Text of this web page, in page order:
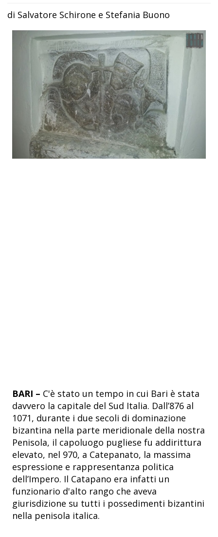
di Salvatore Schirone e Stefania Buono
BARI – C'è stato un tempo in cui Bari è stata
davvero la capitale del Sud Italia. Dall’876 al
1071, durante i due secoli di dominazione
bizantina nella parte meridionale della nostra
Penisola, il capoluogo pugliese fu addirittura
elevato, nel 970, a Catepanato, la massima
espressione e rappresentanza politica
dell’Impero. Il Catapano era infatti un
funzionario d'alto rango che aveva
giurisdizione su tutti i possedimenti bizantini
nella penisola italica.